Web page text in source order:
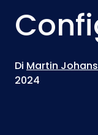
Di Martin
2024